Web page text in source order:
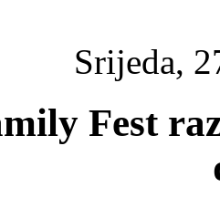
Srijeda,
Fest